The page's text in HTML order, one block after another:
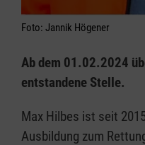
Foto: Jannik Högener
Ab dem 01.02.2024
entstandene Stelle.
Max Hilbes ist seit
Ausbildung zum